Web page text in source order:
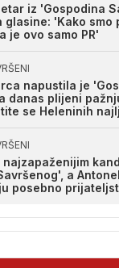
iz 'Gospodina
glasine: 'Kako smo
je ovo samo PR'
napustila je
danas plijeni
se Heleninih
najzapaženijim
a
posebno